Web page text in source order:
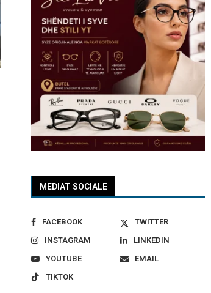
MEDIAT SOCIALE
FACEBOOK
TWITTER
INSTAGRAM
LINKEDIN
YOUTUBE
EMAIL
TIKTOK